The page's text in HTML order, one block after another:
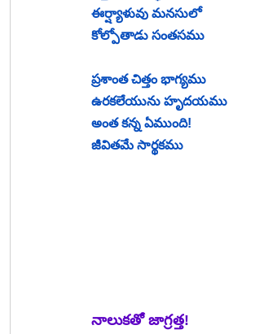
ఈర్ష్యాళువు మనసులో
కోల్పోతాడు సంతసము
ప్రశాంత చిత్తం భాగ్యము
ఉరకలేయును హృదయము
అంత కన్న ఏముంది!
జీవితమే సార్థకము
నాలుకతో జాగ్రత్త!